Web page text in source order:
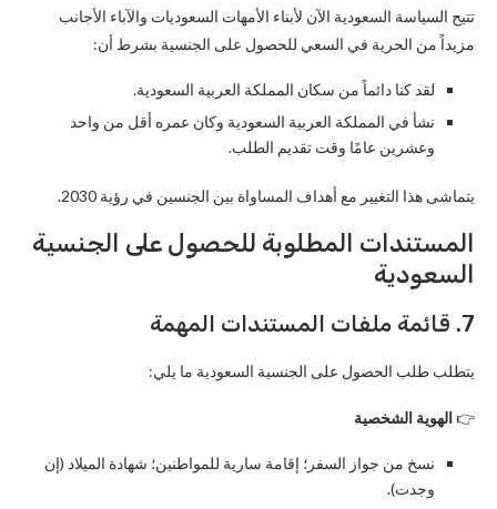
تتيح السياسة السعودية الآن لأبناء الأمهات السعوديات والآباء الأجانب
مزيداً من الحرية في السعي للحصول على الجنسية بشرط أن:
لقد كنا دائماً من سكان المملكة العربية السعودية.
نشأ في المملكة العربية السعودية وكان عمره أقل من واحد
وعشرين عامًا وقت تقديم الطلب.
يتماشى هذا التغيير مع أهداف المساواة بين الجنسين في رؤية 2030.
المستندات المطلوبة للحصول على الجنسية
السعودية
7. قائمة ملفات المستندات المهمة
يتطلب طلب الحصول على الجنسية السعودية ما يلي:
👉 الهوية الشخصية
نسخ من جواز السفر؛ إقامة سارية للمواطنين؛ شهادة الميلاد (إن
وجدت).